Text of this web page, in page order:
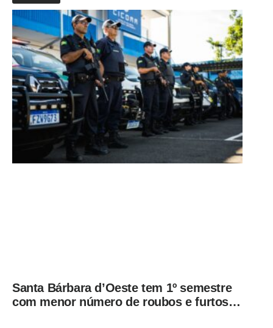
Santa Bárbara d’Oeste tem 1º semestre
com menor número de roubos e furtos